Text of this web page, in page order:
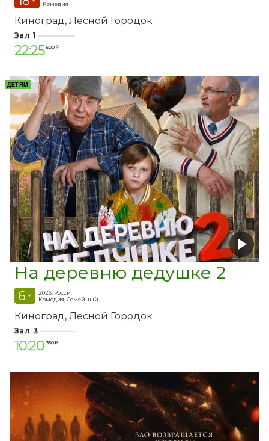
Комедия
Киноград Лесной Городок
Зал 1
22:25 500 ₽
ДЕТЯМ
На деревню дедушке 2
6 +
2026, Россия
Комедия, Семейный
Киноград Лесной Городок
Зал 3
10:20 350 ₽